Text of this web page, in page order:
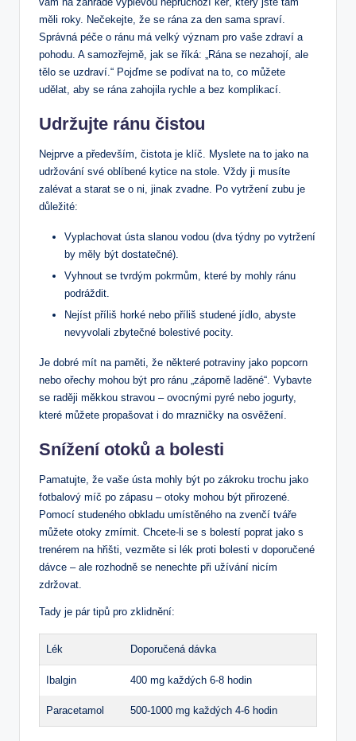
měli roky. ⁢Nečekejte, že se rána ⁣za den sama spraví.
Správná péče o ránu má velký význam pro vaše zdraví a
pohodu. ‌A samozřejmě, jak se říká: „Rána se nezahojí, ale
tělo ​se uzdraví.“ Pojďme se podívat na to,‍ co můžete
‍udělat, aby se‍ rána zahojila ⁢rychle a bez ⁢komplikací.
Udržujte ránu čistou
Nejprve a především, čistota je klíč. Myslete na ‍to jako na
udržování své oblíbené ‌kytice ‌na⁢ stole. Vždy ji musíte
zalévat​ a starat se o ni, jinak zvadne. Po vytržení zubu je‌
důležité:
Vyplachovat ústa slanou vodou (dva týdny po vytržení
by měly být dostatečné).
Vyhnout se​ tvrdým⁣ pokrmům, které by mohly ránu
podráždit.
Nejíst příliš‍ horké ⁤nebo příliš ‌studené⁢ jídlo, abyste‌
nevyvolali zbytečné bolestivé pocity.
Je dobré mít na paměti, že některé potraviny jako popcorn
nebo ořechy mohou být pro ránu „záporně laděné“. Vybavte⁤
se raději měkkou⁣ stravou – ovocnými ⁣pyré nebo jogurty,
které můžete propašovat i do‍ mrazničky na osvěžení.
Snížení otoků a bolesti
Pamatujte, že vaše ústa mohly být po zákroku trochu jako
fotbalový míč po zápasu – otoky ​mohou být přirozené.
Pomocí studeného obkladu umístěného na zvenčí tváře
můžete ⁢otoky zmírnit. Chcete-li se s bolestí‍ poprat jako s
trenérem na‌ hřišti, vezměte si lék proti⁣ bolesti v doporučené‌
dávce –⁣ ale rozhodně se nenechte ‍při užívání nicím
zdržovat.
Tady⁤ je pár tipů ⁣pro zklidnění:
Lék Doporučená dávka
Ibalgin 400⁣ mg každých 6-8 hodin
Paracetamol 500-1000 mg‌ každých 4-6 hodin